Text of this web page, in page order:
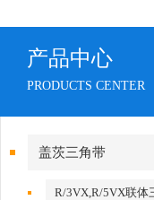
产品中心
PRODUCTS CENTER
盖茨三角带
R/3VX,R/5VX联体